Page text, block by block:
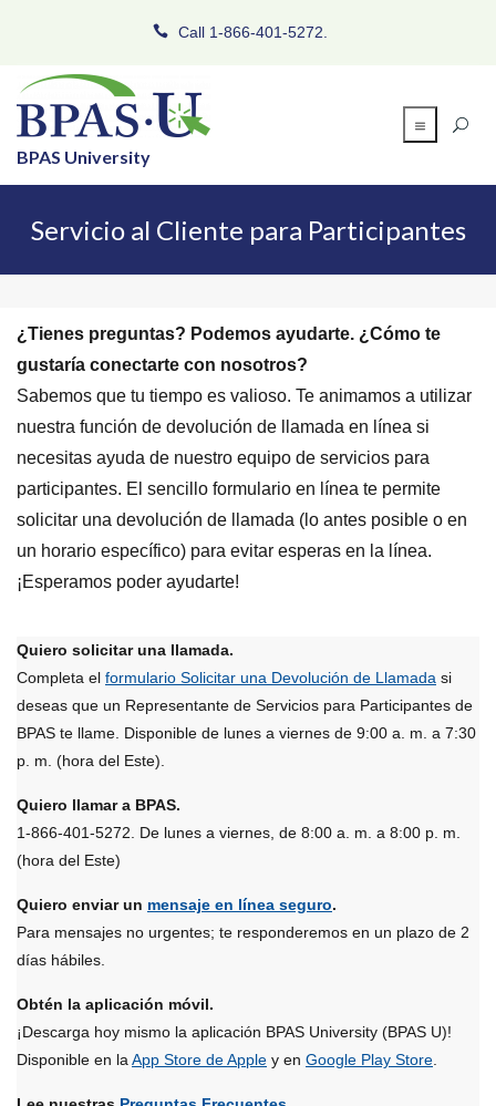
Call 1-866-401-5272.
BPAS University
Servicio al Cliente para Participantes
¿Tienes preguntas? Podemos ayudarte. ¿Cómo te
gustaría conectarte con nosotros?
Sabemos que tu tiempo es valioso. Te animamos a utilizar
nuestra función de devolución de llamada en línea si
necesitas ayuda de nuestro equipo de servicios para
participantes. El sencillo formulario en línea te permite
solicitar una devolución de llamada (lo antes posible o en
un horario específico) para evitar esperas en la línea.
¡Esperamos poder ayudarte!
Quiero solicitar una llamada.
Completa el formulario Solicitar una Devolución de Llamada si
deseas que un Representante de Servicios para Participantes de
BPAS te llame. Disponible de lunes a viernes de 9:00 a. m. a 7:30
p. m. (hora del Este).
Quiero llamar a BPAS.
1-866-401-5272. De lunes a viernes, de 8:00 a. m. a 8:00 p. m.
(hora del Este)
Quiero enviar un mensaje en línea seguro.
Para mensajes no urgentes; te responderemos en un plazo de 2
días hábiles.
Obtén la aplicación móvil.
¡Descarga hoy mismo la aplicación BPAS University (BPAS U)!
Disponible en la App Store de Apple y en Google Play Store